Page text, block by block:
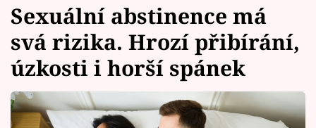
Témata
Celebrity
Vztahy
Sexuální abstinence má
svá rizika. Hrozí přibírání,
úzkosti i horší spánek